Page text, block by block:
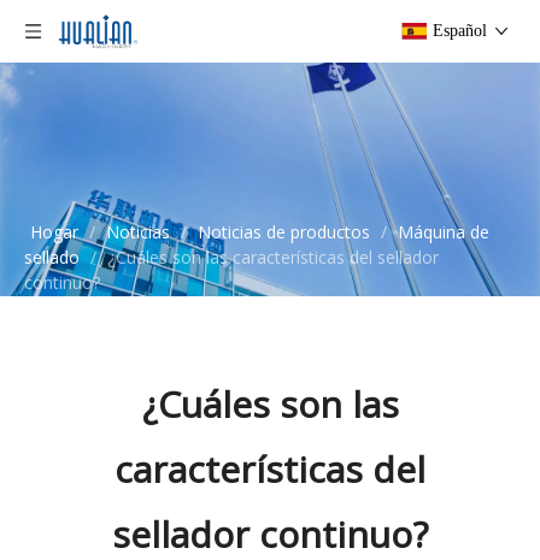
Español
Hogar / Noticias / Noticias de productos / Máquina de
sellado / ¿Cuáles son las características del sellador
continuo?
¿Cuáles son las
características del
sellador continuo?